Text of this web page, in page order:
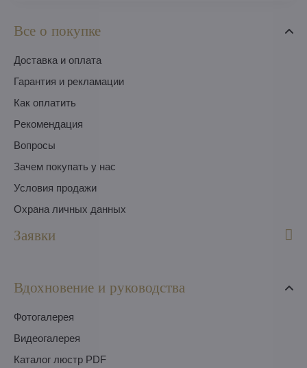
Все о покупке
Доставка и оплата
Гарантия и рекламации
Как оплатить
Pекомендация
Вопросы
Зачем покупать у нас
Условия продажи
Охрана личных данных
Заявки
Вдохновение и руководства
Фотогалерея
Видеогалерея
Каталог люстр PDF